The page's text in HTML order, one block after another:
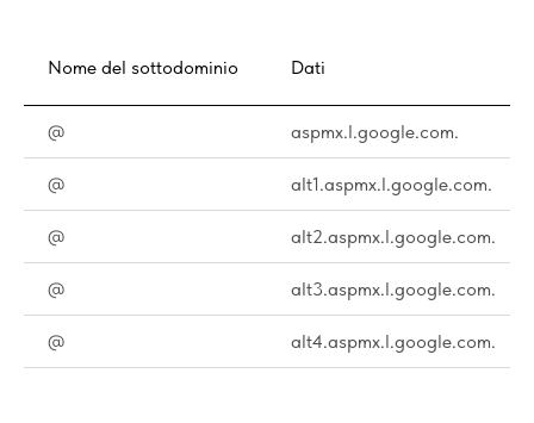
Nome del sottodominio Dati
@ aspmx.l.google.com.
@ alt1.aspmx.l.google.com.
@ alt2.aspmx.l.google.com.
@ alt3.aspmx.l.google.com.
@ alt4.aspmx.l.google.com.